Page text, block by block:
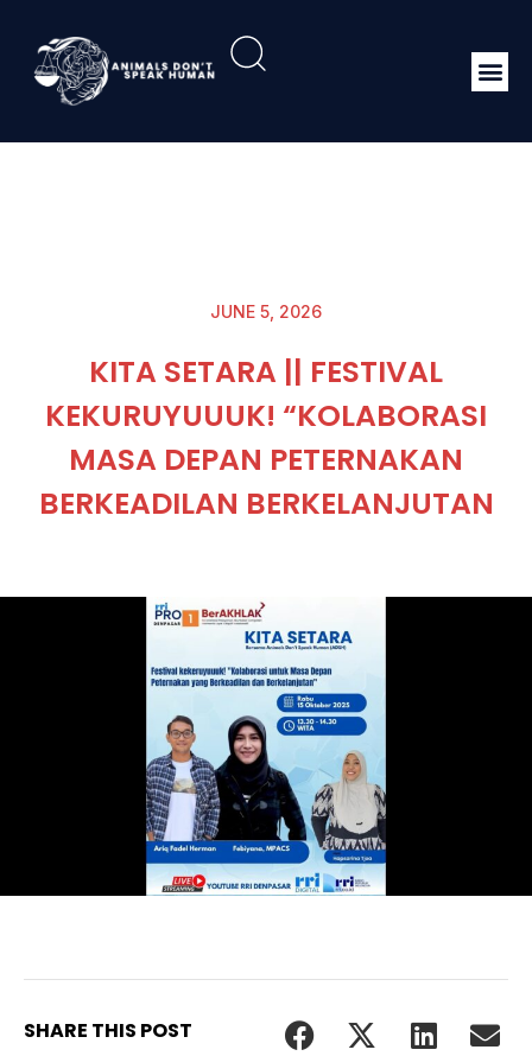
JUNE 5, 2026
KITA SETARA || FESTIVAL
KEKURUYUUUK! “KOLABORASI
MASA DEPAN PETERNAKAN
BERKEADILAN BERKELANJUTAN
SHARE THIS POST